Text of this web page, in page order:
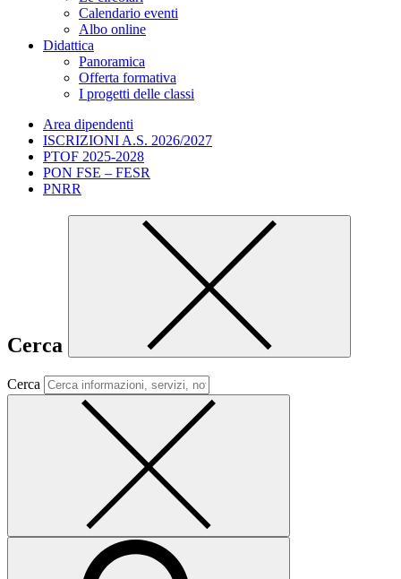
Calendario eventi
Albo online
Didattica
Panoramica
Offerta formativa
I progetti delle classi
Area dipendenti
ISCRIZIONI A.S. 2026/2027
PTOF 2025-2028
PON FSE – FESR
PNRR
Cerca
Cerca